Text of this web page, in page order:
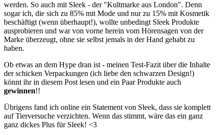
werden. So auch mit Sleek - der "Kultmarke aus London". Denn
sogar ich, die sich zu 85% mit Mode und nur zu 15% mit Kosmetik
beschäftigt (wenn überhaupt!), wollte unbedingt Sleek Produkte
ausprobieren und war von vorne herein vom Hörensagen von der
Marke überzeugt, ohne sie selbst jemals in der Hand gehabt zu
haben.
Ob etwas an dem Hype dran ist - meinen Test-Fazit über die Inhalte
der schicken Verpackungen (ich liebe den schwarzen Design!)
könnt ihr in diesem Post lesen und ein Paar Produkte auch
gewinnen!!
Übrigens fand ich online ein Statement von Sleek, dass sie komplett
auf Tierversuche verzichten. Wenn das stimmt, wäre das ein ganz
ganz dickes Plus für Sleek! <3